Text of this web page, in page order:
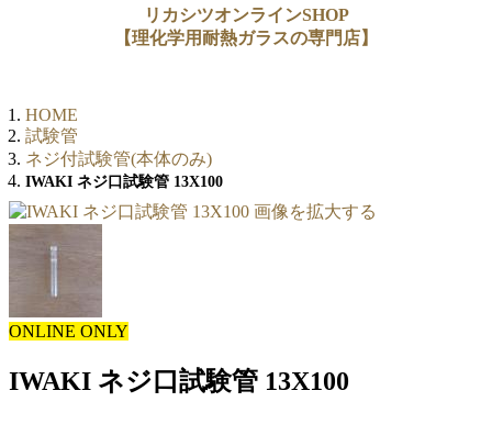
リカシツオンラインSHOP
【理化学用耐熱ガラスの専門店】
HOME
試験管
ネジ付試験管(本体のみ)
IWAKI ネジ口試験管 13X100
画像を拡大する
ONLINE ONLY
IWAKI ネジ口試験管 13X100